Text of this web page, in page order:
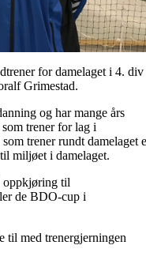
for damelaget i 4. div
Grimestad.
og har mange års
trener for lag i
trener rundt damelaget
miljøet i damelaget.
oppkjøring til
de BDO-cup i
til med trenergjerningen